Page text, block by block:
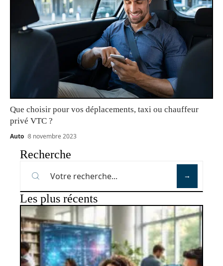
Que choisir pour vos déplacements, taxi ou chauffeur
privé VTC ?
Auto 8 novembre 2023
Recherche
Les plus récents